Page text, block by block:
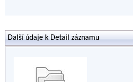
Další údaje k Detail záznamu